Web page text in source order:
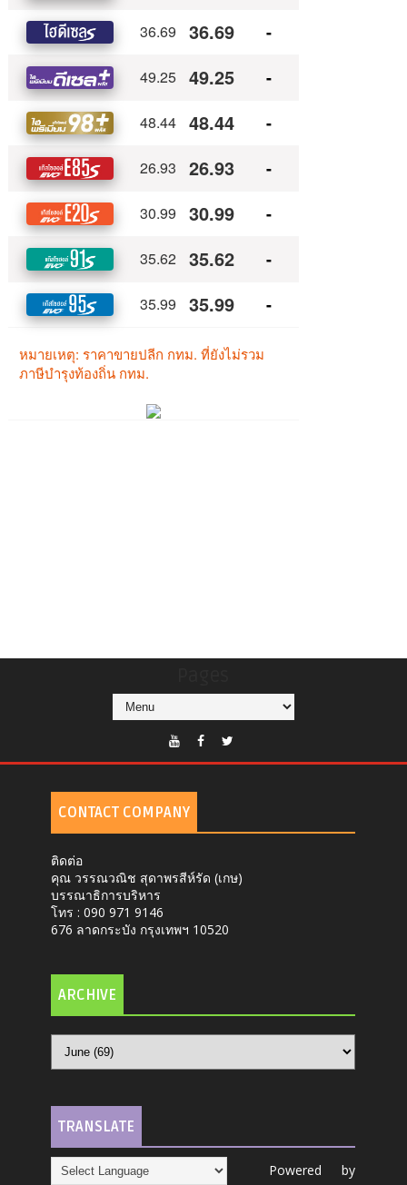
CONTACT COMPANY
ติดต่อ
คุณ วรรณวณิช สุดาพรสีห์รัด (เกษ)
บรรณาธิการบริหาร
โทร : 090 971 9146
676 ลาดกระบัง กรุงเทพฯ 10520
ARCHIVE
TRANSLATE
Powered by